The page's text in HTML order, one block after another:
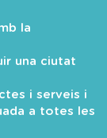
la
una ciutat
i serveis i
a totes les